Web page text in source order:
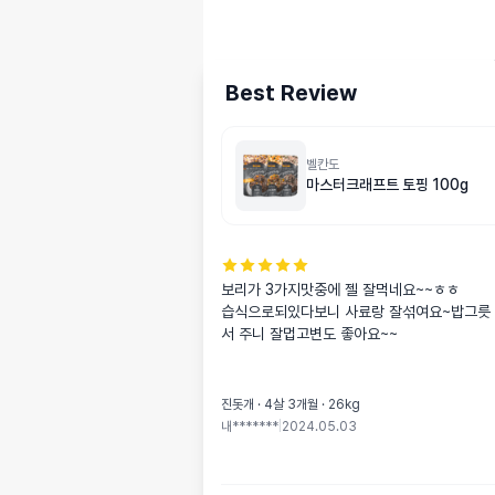
Best Review
벨칸도
마스터크래프트 토핑 100g
보리가 3가지맛중에 젤 잘먹네요~~ㅎㅎ
습식으로되있다보니 사료랑 잘섞여요~밥그
서 주니 잘멉고변도 좋아요~~
진돗개 · 4살 3개월 · 26kg
내******* 2024.05.03